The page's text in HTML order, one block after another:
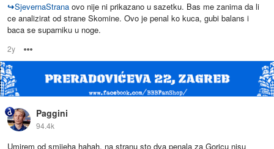
↪SjevernaStrana ovo nije ni prikazano u sazetku. Bas me zanima da li
ce analizirat od strane Skomine. Ovo je penal ko kuca, gubi balans i
baca se suparniku u noge.
2y
Paggini
94.4k
Umirem od smijeha hahah, na stranu sto dva penala za Goricu nisu